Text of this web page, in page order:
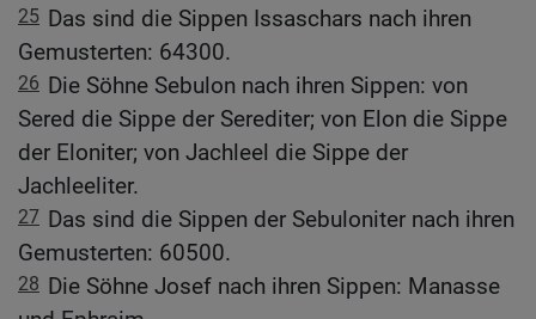
25 Das sind die Sippen Issaschars nach ihren
Gemusterten: 64300.
26 Die Söhne Sebulon nach ihren Sippen: von
Sered die Sippe der Serediter; von Elon die Sippe
der Eloniter; von Jachleel die Sippe der
Jachleeliter.
27 Das sind die Sippen der Sebuloniter nach ihren
Gemusterten: 60500.
28 Die Söhne Josef nach ihren Sippen: Manasse